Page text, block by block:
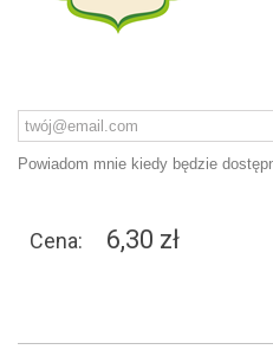
Powiadom mnie kiedy będzie
Cena: 6,30 zł